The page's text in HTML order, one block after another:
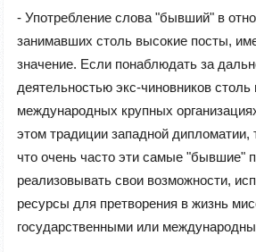
- Употребление слова "бывший" в
занимавших столь высокие посты,
значение. Если понаблюдать за
деятельностью экс-чиновников столь
международных крупных
этом традиции западной дипломатии,
что очень часто эти самые "бывшие"
реализовывать свои возможности,
ресурсы для претворения в жизнь
государственными или